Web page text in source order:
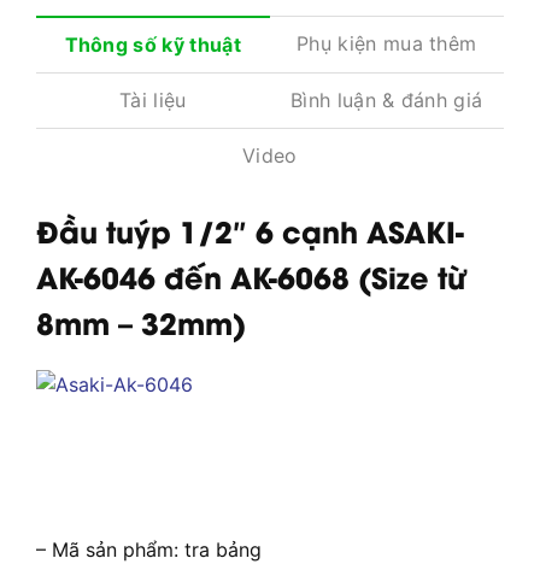
Thông số kỹ thuật Phụ kiện mua thêm
Tài liệu Bình luận & đánh giá
Video
Đầu tuýp 1/2″ 6 cạnh ASAKI-
AK-6046 đến AK-6068 (Size từ
8mm – 32mm)
– Mã sản phẩm: tra bảng